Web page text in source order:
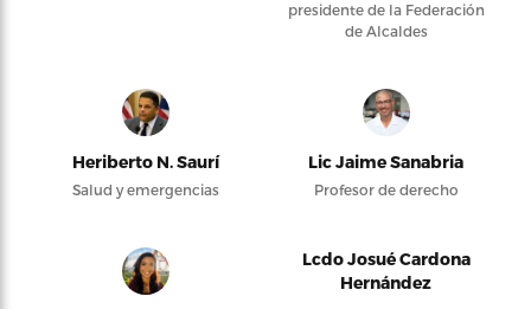
presidente de la Federación
de Alcaldes
Heriberto N. Saurí
Salud y emergencias
Lic Jaime Sanabria
Profesor de derecho
Lcdo Josué Cardona
Hernández